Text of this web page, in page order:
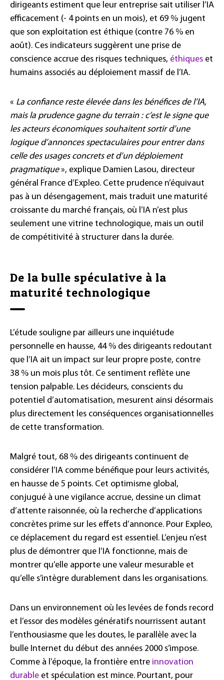
dirigeants estiment que leur entreprise sait utiliser l’IA
efficacement (- 4 points en un mois), et 69 % jugent
que son exploitation est éthique (contre 76 % en
août). Ces indicateurs suggèrent une prise de
conscience accrue des risques techniques, éthiques et
humains associés au déploiement massif de l’IA.
« La confiance reste élevée dans les bénéfices de l’IA,
mais la prudence gagne du terrain : c’est le signe que
les acteurs économiques souhaitent sortir d’une
logique d’annonces spectaculaires pour entrer dans
celle des usages concrets et d’un déploiement
pragmatique», explique Damien Lasou, directeur
général France d’Expleo. Cette prudence n’équivaut
pas à un désengagement, mais traduit une maturité
croissante du marché français, où l’IA n’est plus
seulement une vitrine technologique, mais un outil
de compétitivité à structurer dans la durée.
De la bulle spéculative à la
maturité technologique
L’étude souligne par ailleurs une inquiétude
personnelle en hausse, 44 % des dirigeants redoutant
que l’IA ait un impact sur leur propre poste, contre
38 % un mois plus tôt. Ce sentiment reflète une
tension palpable. Les décideurs, conscients du
potentiel d’automatisation, mesurent ainsi désormais
plus directement les conséquences organisationnelles
de cette transformation.
Malgré tout, 68 % des dirigeants continuent de
considérer l’IA comme bénéfique pour leurs activités,
en hausse de 5 points. Cet optimisme global,
conjugué à une vigilance accrue, dessine un climat
d’attente raisonnée, où la recherche d’applications
concrètes prime sur les effets d’annonce. Pour Expleo,
ce déplacement du regard est essentiel. L’enjeu n’est
plus de démontrer que l’IA fonctionne, mais de
montrer qu’elle apporte une valeur mesurable et
qu’elle s’intègre durablement dans les organisations.
Dans un environnement où les levées de fonds record
et l’essor des modèles génératifs nourrissent autant
l’enthousiasme que les doutes, le parallèle avec la
bulle Internet du début des années 2000 s’impose.
Comme à l’époque, la frontière entre innovation
durable et spéculation est mince. Pourtant, pour